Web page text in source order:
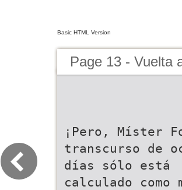
Basic HTML Version
Page 13 - Vuelta
¡Pero, Míster
transcurso de
días sólo está
calculado como